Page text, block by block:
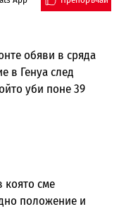
обяви в сряда
в Генуа след
уби поне 39
която сме
положение и